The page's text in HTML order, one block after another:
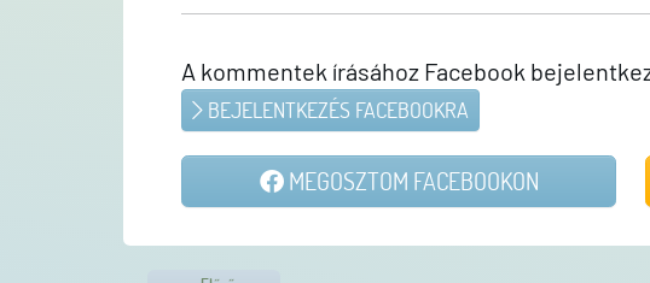
A kommentek írásához Facebook
BEJELENTKEZÉS FACEBOOKRA
MEGOSZTOM FACEBOOKON